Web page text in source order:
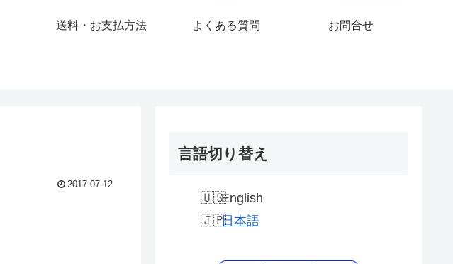
送料・お支払方法 よくある質問 お問合せ
2017.07.12
言語切り替え
English
日本語